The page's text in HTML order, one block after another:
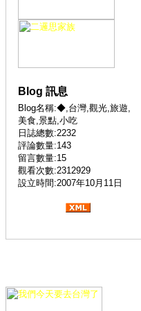
Blog 訊息
Blog名稱:◆,台灣,觀光,旅遊,
美食,景點,小吃
日誌總數:2232
評論數量:143
留言數量:15
觀看次數:2312929
設立時間:2007年10月11日